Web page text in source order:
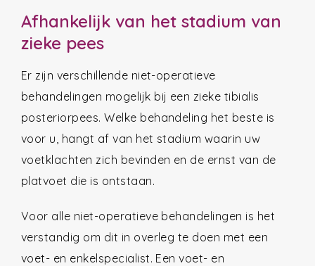
Afhankelijk van het stadium van
zieke pees
Er zijn verschillende niet-operatieve
behandelingen mogelijk bij een zieke tibialis
posteriorpees. Welke behandeling het beste is
voor u, hangt af van het stadium waarin uw
voetklachten zich bevinden en de ernst van de
platvoet die is ontstaan.
Voor alle niet-operatieve behandelingen is het
verstandig om dit in overleg te doen met een
voet- en enkelspecialist. Een voet- en